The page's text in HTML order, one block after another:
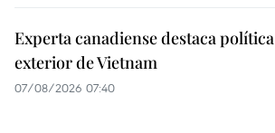
Experta canadiense destaca política
exterior de Vietnam
07/08/2026 07:40